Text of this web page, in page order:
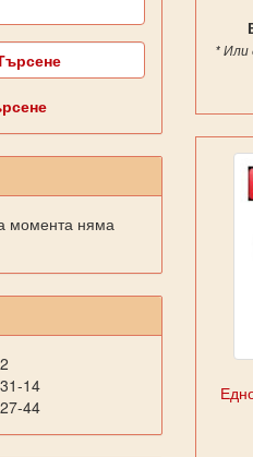
момента няма
14
44
* Или